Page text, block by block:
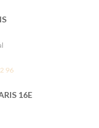
96
16E